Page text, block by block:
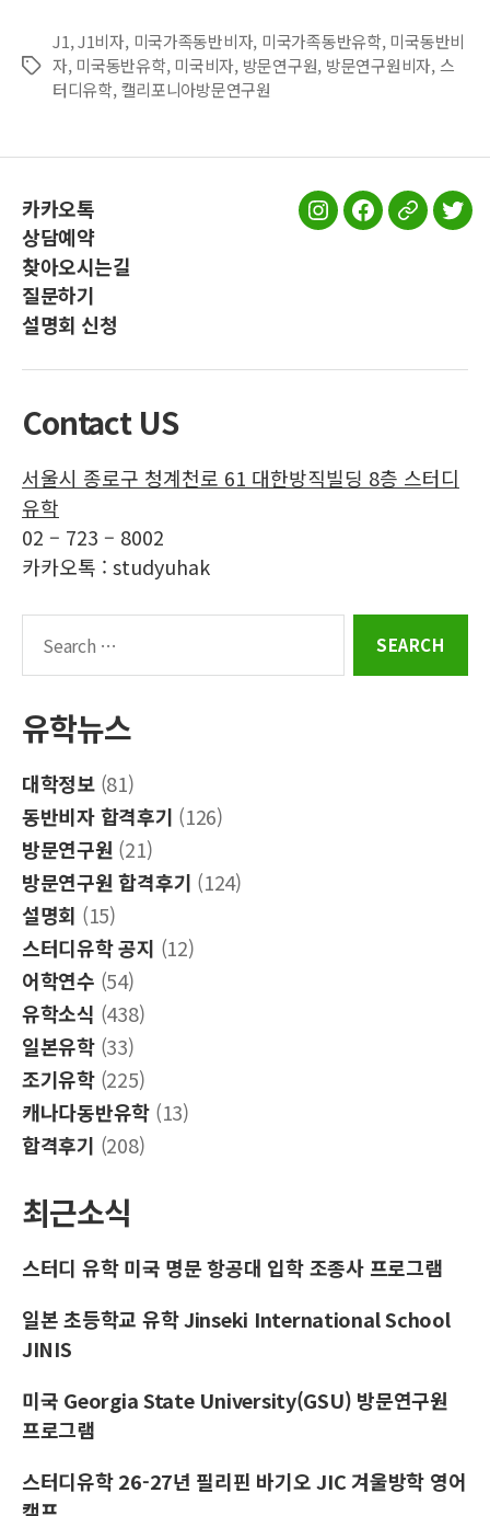
Tags
J1,J1비자, 미국가족동반비자, 미국가족동반유학, 미국동반비
자, 미국동반유학, 미국비자, 방문연구원, 방문연구원비자,스
터디유학,캘리포니아방문연구원
카카오톡
상담예약
찾아오시는길
질문하기
설명회 신청
스
인
램
스
페
스
공
그
스
트
Contact US
서울시 종로구 청계천로 61 대한방직빌딩 8층 스터디
유학
02 – 723 – 8002
카카오톡 : studyuhak
유학뉴스
대학정보(81)
동반비자 합격후기 (126)
방문연구원 (21)
방문연구원 합격후기 (124)
설명회 (15)
스터디유학 공지 (12)
어학연수 (54)
유학소식 (438)
일본유학(33)
조기유학(225)
캐나다동반유학 (13)
합격후기 (208)
최근소식
스터디 유학 미국 명문 항공대 입학 조종사 프로그램
일본 초등학교 유학 Jinseki International School
JINIS
미국 Georgia State University(GSU) 방문연구원
프로그램
스터디유학 26-27년 필리핀 바기오 JIC 겨울방학 영어